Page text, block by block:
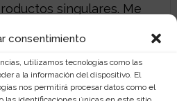
consentimiento
utilizamos tecnologías como las
a la información del dispositivo. El
nos permitirá procesar datos como el
las identificaciones únicas en este sitio.
singulares. Me
la red y compartir mis
dejadepensar.com
de la vida.